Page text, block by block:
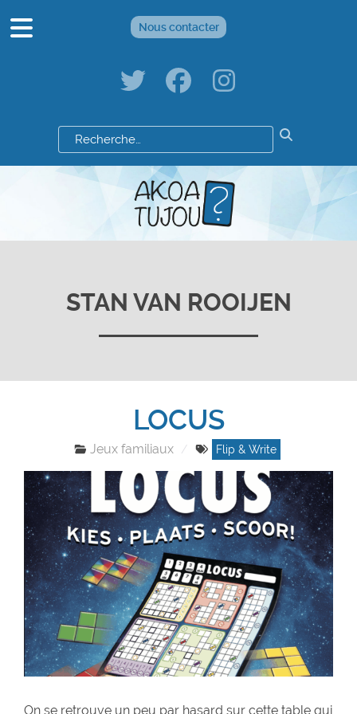
Nous contacter
Résultats
de
votre
recherche
:
STAN VAN ROOIJEN
LOCUS
Jeux familiaux Flip & Write
On se retrouve un peu par hasard sur cette table qui